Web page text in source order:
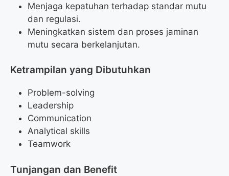
Menjaga kepatuhan terhadap standar mutu
dan regulasi.
Meningkatkan sistem dan proses jaminan
mutu secara berkelanjutan.
Ketrampilan yang Dibutuhkan
Problem-solving
Leadership
Communication
Analytical skills
Teamwork
Tunjangan dan Benefit